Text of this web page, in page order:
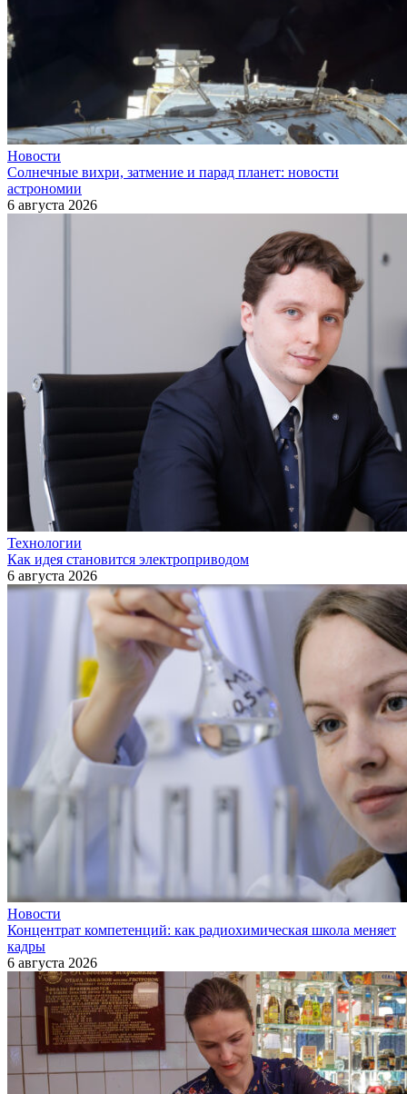
Новости
Солнечные вихри, затмение и парад планет: новости
астрономии
6 августа 2026
Технологии
Как идея становится электроприводом
6 августа 2026
Новости
Концентрат компетенций: как радиохимическая школа меняет
кадры
6 августа 2026